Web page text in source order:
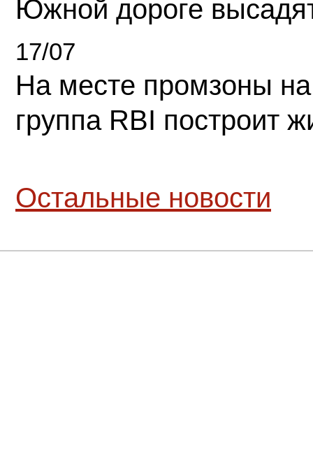
Южной дороге
17/07
На месте промзоны
группа RBI построит
Остальные новости